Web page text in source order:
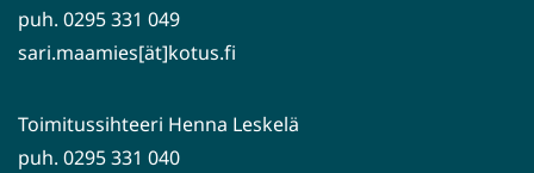
puh. 0295 331 049
sari.maamies[ät]kotus.fi
Toimitussihteeri Henna Leskelä
puh. 0295 331 040